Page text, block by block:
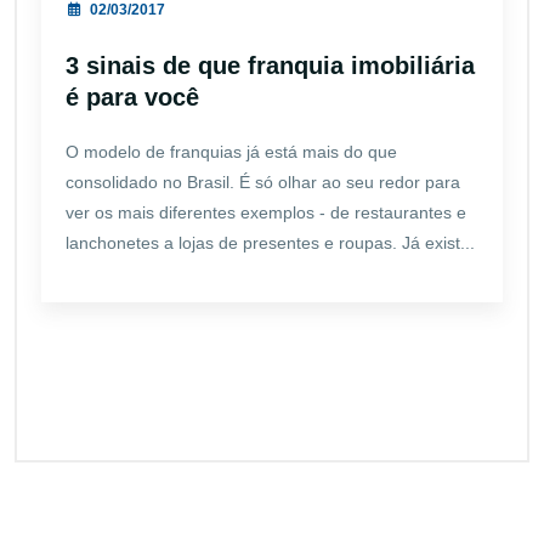
02/03/2017
3 sinais de que franquia imobiliária
é para você
O modelo de franquias já está mais do que
consolidado no Brasil. É só olhar ao seu redor para
ver os mais diferentes exemplos - de restaurantes e
lanchonetes a lojas de presentes e roupas. Já exist...